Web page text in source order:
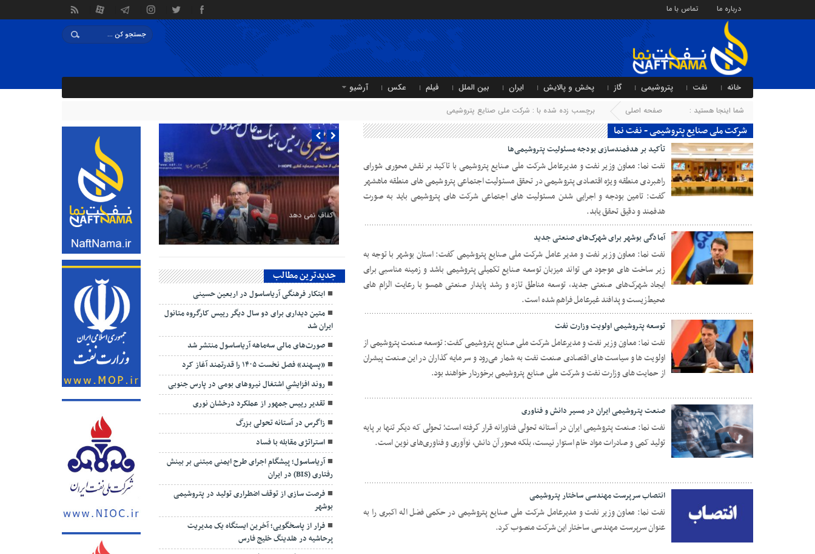
درباره ما تماس با ما
خانه نفت پتروشیمی گاز پخش و پالایش ایران بین الملل فیلم عکس آرشیو
شما اینجا هستید : صفحه اصلی برچسب زده شده با : شرکت ملی صنایع پتروشیمی
شرکت ملی صنایع پتروشیمی - نفت نما
10 آذر 1404
تأکید بر هدفمند‌سازی بودجه مسئولیت پتروشیمی‌ها
نفت نما: معاون وزیر نفت و مدیرعامل شرکت ملی صنایع پتروشیمی با تاکید بر نقش محوری شورای
راهبردی منطقه ویژه اقتصادی پتروشیمی در تحقق مسئولیت اجتماعی پتروشیمی های منطقه ماهشهر
گفت: تامین بودجه و اجرایی شدن مسئولیت های اجتماعی شرکت های پتروشیمی باید به صورت
هدفمند و دقیق تحقق یابد.
28 آبان 1404
آمادگی بوشهر برای شهرک‌های صنعتی جدید
نفت نما: معاون وزیر نفت و مدیر عامل شرکت ملی صنایع پتروشیمی گفت: استان بوشهر با توجه به
زیر ساخت های موجود می تواند میزبان توسعه صنایع تکمیلی پتروشیمی باشد و زمینه مناسبی برای
ایجاد شهرک‌های صنعتی جدید، توسعه مناطق تازه و رشد پایدار صنعتی همسو با رعایت الزام های
محیط‌زیست و پدافند غیرعامل فراهم شده است.
18 آبان 1404
توسعه پتروشیمی اولویت وزارت نفت
نفت نما: معاون وزیر نفت و مدیرعامل شرکت ملی صنایع پتروشیمی گفت: توسعه صنعت پتروشیمی از
اولویت‌ ها و سیاست های اقتصادی صنعت نفت به شمار می‌رود و سرمایه گذاران در این صنعت پیشران
از حمایت های وزارت نفت و شرکت ملی صنایع پتروشیمی برخوردار خواهند بود.
12 آبان 1404
صنعت پتروشیمی ایران در مسیر دانش و فناوری
نفت نما: صنعت پتروشیمی ایران در آستانه تحولی فناورانه قرار گرفته است؛ تحولی که دیگر تنها بر پایه
تولید کمی و صادرات مواد خام استوار نیست، بلکه محور آن دانش، نوآوری و فناوری‌های نوین است.
انتصاب سرپرست مهندسی ساختار پتروشیمی
نفت نما: معاون وزیر نفت و مدیرعامل شرکت ملی صنایع پتروشیمی در حکمی فضل اله اکبری را به
عنوان سرپرست مهندسی ساختار این شرکت منصوب کرد.
سرانجام میانکاله
جدیدترین مطالب
ابتکار فرهنگی آریاساسول در اربعین حسینی
متین دیداری برای دو سال دیگر رییس کارگروه متانول
ایران شد
صورت‌های مالی سه‌ماهه آریاساسول منتشر شد
«پسهند» فصل نخست ۱۴۰۵ را قدرتمند آغاز کرد
روند افزایشیِ اشتغال نیروهای بومی در پارس جنوبی
تقدیر رییس جمهور از عملکرد درخشان نوری
زاگرس در آستانه تحولی بزرگ
استراتژی مقابله با فساد
آریاساسول؛ پیشگام اجرای طرح ایمنی مبتنی بر بینش
رفتاری (BIS) در ایران
فرصت سازی از توقف اضطراری تولید در پتروشیمی
بوشهر
فرار از پاسخگویی؛ آخرین ایستگاه یک مدیریت
پرحاشیه در هلدینگ خلیج فارس